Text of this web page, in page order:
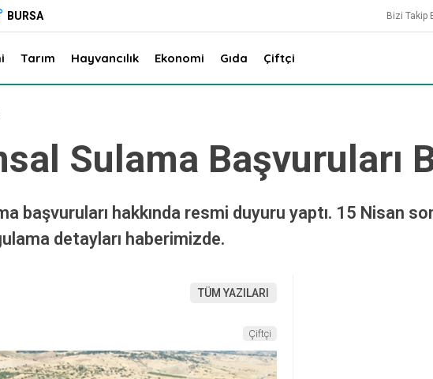
BURSA Bizi Takip
Tarım Hayvancılık Ekonomi Gıda Çiftçi
Sulama Başvuruları
başvuruları hakkında resmi duyuru yaptı. 15 Nisan
detayları haberimizde.
TÜM YAZILARI
Çiftçi